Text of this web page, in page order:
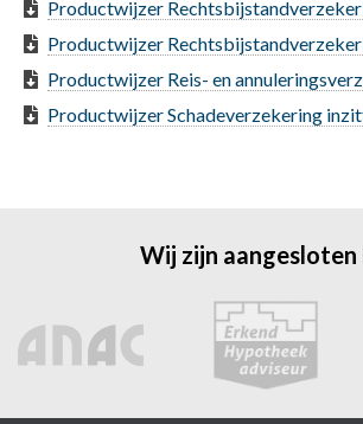
Productwijzer
Productwijzer
Productwijzer Reis- en
Productwijzer Schadeverzekering
Wij zijn aangesloten